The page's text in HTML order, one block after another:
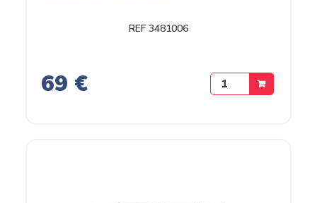
REF 3481006
69 €